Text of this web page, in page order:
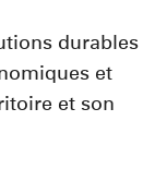
durables
et
et son